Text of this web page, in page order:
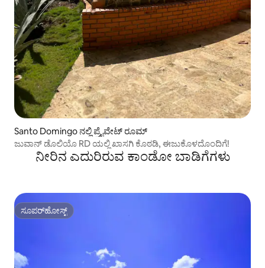
Santo Domingo ನಲ್ಲಿ ಪ್ರೈವೇಟ್ ರೂಮ್
ಜುವಾನ್ ಡೊಲಿಯೊ RD ಯಲ್ಲಿ ಖಾಸಗಿ ಕೊಠಡಿ, ಈಜುಕೊಳದೊಂದಿಗೆ!
ನೀರಿನ ಎದುರಿರುವ ಕಾಂಡೋ ಬಾಡಿಗೆಗಳು
ಸೂಪರ್‌ಹೋಸ್ಟ್
ಸೂಪರ್‌ಹೋಸ್ಟ್